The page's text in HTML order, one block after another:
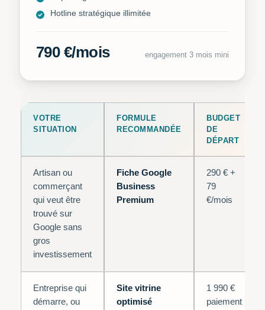
Hotline stratégique illimitée
790 €/mois engagement 3 mois mini
VOTRE
SITUATION
FORMULE
RECOMMANDÉE
BUDGET
DE
DÉPART
Artisan ou
commerçant
qui veut être
trouvé sur
Google sans
gros
investissement
Fiche Google
Business
Premium
290 € +
79
€/mois
Entreprise qui
démarre, ou
Site vitrine
optimisé
1 990 €
paiement